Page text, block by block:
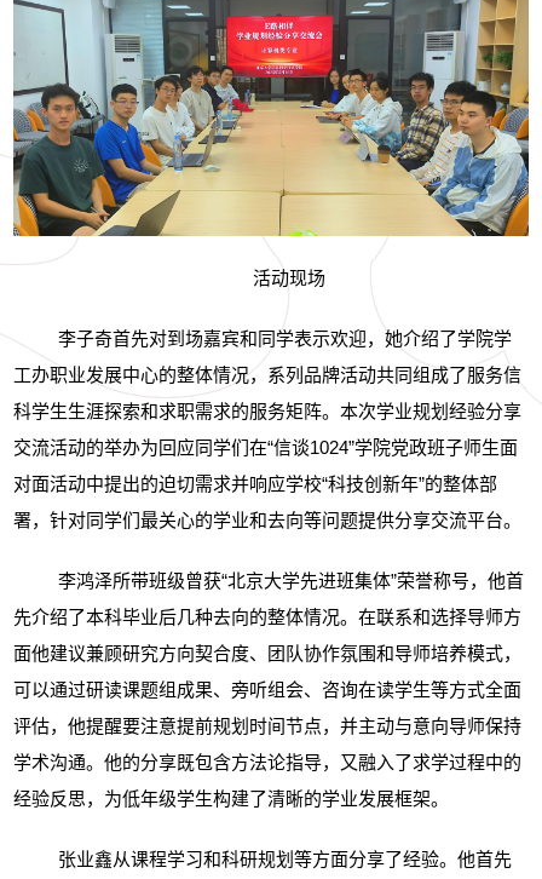
活动现场
李子奇首先对到场嘉宾和同学表示欢迎，她介绍了学院学
工办职业发展中心的整体情况，系列品牌活动共同组成了服务信
科学生生涯探索和求职需求的服务矩阵。本次学业规划经验分享
交流活动的举办为回应同学们在“信谈1024”学院党政班子师生面
对面活动中提出的迫切需求并响应学校“科技创新年”的整体部
署，针对同学们最关心的学业和去向等问题提供分享交流平台。
李鸿泽所带班级曾获“北京大学先进班集体”荣誉称号，他首
先介绍了本科毕业后几种去向的整体情况。在联系和选择导师方
面他建议兼顾研究方向契合度、团队协作氛围和导师培养模式，
可以通过研读课题组成果、旁听组会、咨询在读学生等方式全面
评估，他提醒要注意提前规划时间节点，并主动与意向导师保持
学术沟通。他的分享既包含方法论指导，又融入了求学过程中的
经验反思，为低年级学生构建了清晰的学业发展框架。
张业鑫从课程学习和科研规划等方面分享了经验。他首先